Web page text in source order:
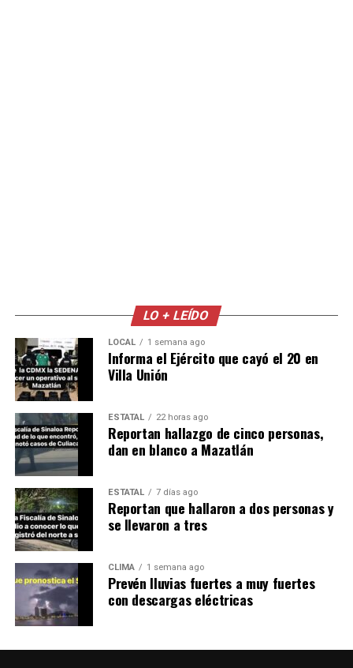
LO + LEÍDO
LOCAL 1 semana ago
Informa el Ejército que cayó el 20 en
Villa Unión
ESTATAL 22 horas ago
Reportan hallazgo de cinco personas,
dan en blanco a Mazatlán
ESTATAL 7 días ago
Reportan que hallaron a dos personas y
se llevaron a tres
CLIMA 1 semana ago
Prevén lluvias fuertes a muy fuertes
con descargas eléctricas